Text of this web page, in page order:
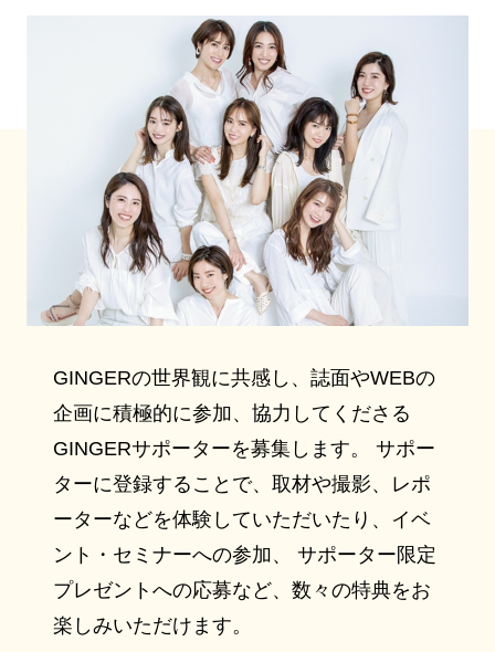
GINGERの世界観に共感し、誌面やWEBの
企画に積極的に参加、協力してくださる
GINGERサポーターを募集します。 サポー
ターに登録することで、取材や撮影、レポ
ーターなどを体験していただいたり、イベ
ント・セミナーへの参加、 サポーター限定
プレゼントへの応募など、数々の特典をお
楽しみいただけます。